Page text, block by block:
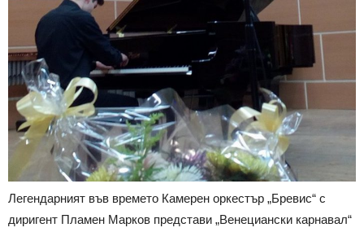
Легендарният във времето Камерен оркестър „Бревис“ с
диригент Пламен Марков представи „Венециански карнавал“